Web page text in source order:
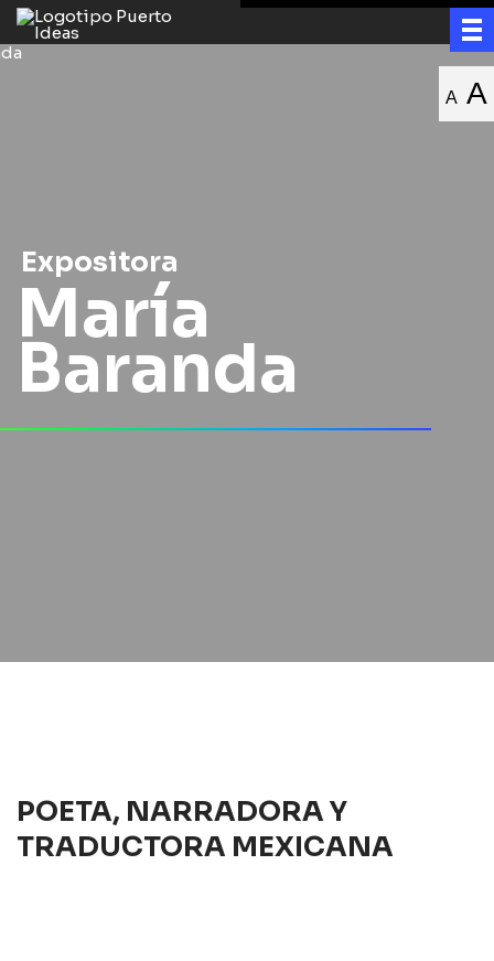
A A
Expositora
María
Baranda
POETA, NARRADORA Y
TRADUCTORA MEXICANA